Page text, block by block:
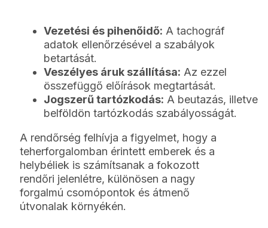
Vezetési és pihenőidő: A tachográf
adatok ellenőrzésével a szabályok
betartását.
Veszélyes áruk szállítása: Az ezzel
összefüggő előírások megtartását.
Jogszerű tartózkodás: A beutazás, illetve
belföldön tartózkodás szabályosságát.
A rendőrség felhívja a figyelmet, hogy a
teherforgalomban érintett emberek és a
helybéliek is számítsanak a fokozott
rendőri jelenlétre, különösen a nagy
forgalmú csomópontok és átmenő
útvonalak környékén.